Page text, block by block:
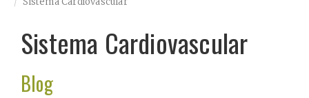
Sistema Cardiovascular
Blog